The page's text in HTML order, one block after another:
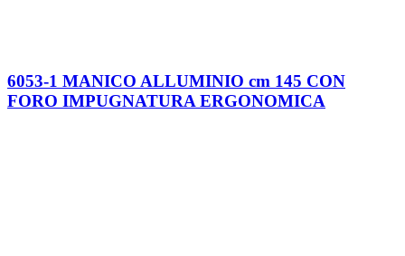
6053-1 MANICO ALLUMINIO cm 145 CON
FORO IMPUGNATURA ERGONOMICA